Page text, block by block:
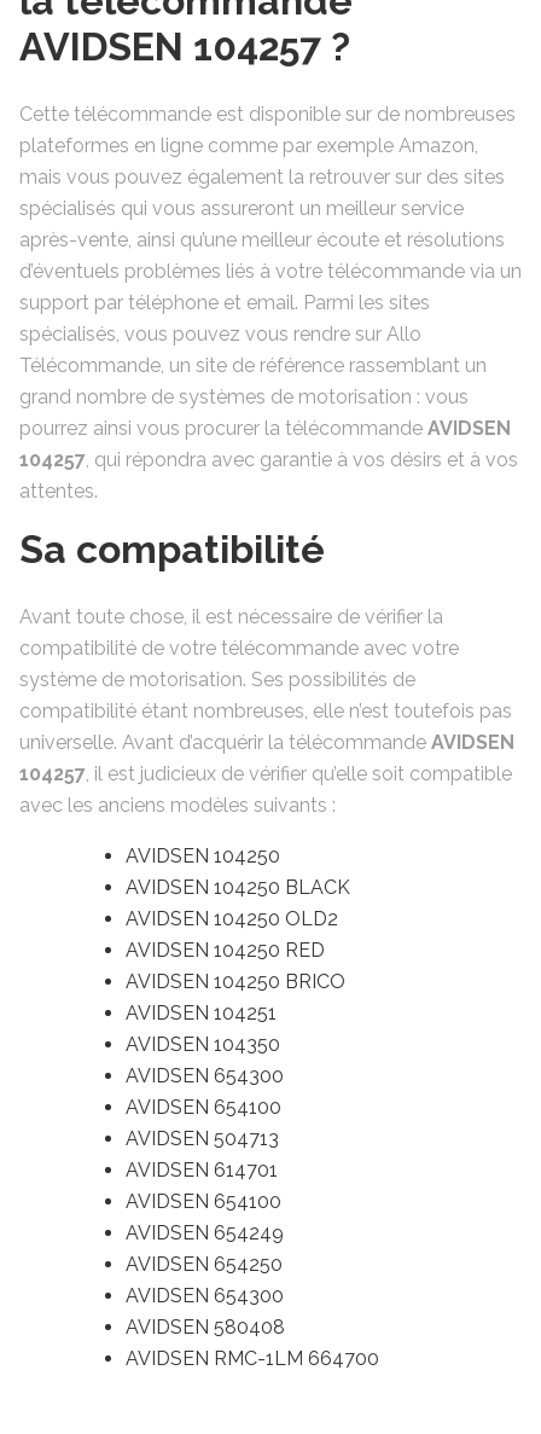
AVIDSEN 104257 ?
Cette télécommande est disponible sur de nombreuses
plateformes en ligne comme par exemple Amazon,
mais vous pouvez également la retrouver sur des sites
spécialisés qui vous assureront un meilleur service
après-vente, ainsi qu’une meilleur écoute et résolutions
d’éventuels problèmes liés à votre télécommande via un
support par téléphone et email. Parmi les sites
spécialisés, vous pouvez vous rendre sur Allo
Télécommande, un site de référence rassemblant un
grand nombre de systèmes de motorisation : vous
pourrez ainsi vous procurer la télécommande AVIDSEN
104257, qui répondra avec garantie à vos désirs et à vos
attentes.
Sa compatibilité
Avant toute chose, il est nécessaire de vérifier la
compatibilité de votre télécommande avec votre
système de motorisation. Ses possibilités de
compatibilité étant nombreuses, elle n’est toutefois pas
universelle. Avant d’acquérir la télécommande AVIDSEN
104257, il est judicieux de vérifier qu’elle soit compatible
avec les anciens modèles suivants :
AVIDSEN 104250
AVIDSEN 104250 BLACK
AVIDSEN 104250 OLD2
AVIDSEN 104250 RED
AVIDSEN 104250 BRICO
AVIDSEN 104251
AVIDSEN 104350
AVIDSEN 654300
AVIDSEN 654100
AVIDSEN 504713
AVIDSEN 614701
AVIDSEN 654100
AVIDSEN 654249
AVIDSEN 654250
AVIDSEN 654300
AVIDSEN 580408
AVIDSEN RMC-1LM 664700